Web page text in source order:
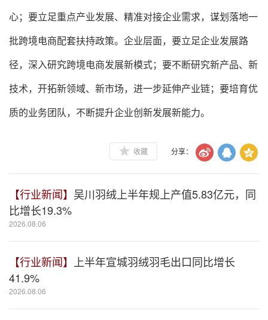
心；要立足重点产业发展、精准对接企业需求，谋划落地一
批跨境电商配套扶持政策。企业层面，要立足企业发展路
径，深入研究跨境电商发展新模式；要不断研究新产品、新
技术，开拓新领域、新市场，进一步延伸产业链；要培育优
质的业务团队，不断提升企业创新发展新能力。
收藏 分享：
【行业新闻】 吴川羽绒上半年规上产值5.83亿元，同
比增长19.3%
2026.08.06
【行业新闻】
上半年宣城羽绒羽毛出口同比增长
41.9%
2026.08.06